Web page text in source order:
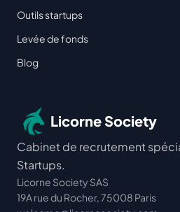
Outils startups
Levée de fonds
Blog
Licorne Society
Cabinet de recrutement
Startups.
Licorne Society SAS
19A rue du Rocher, 75008 Paris